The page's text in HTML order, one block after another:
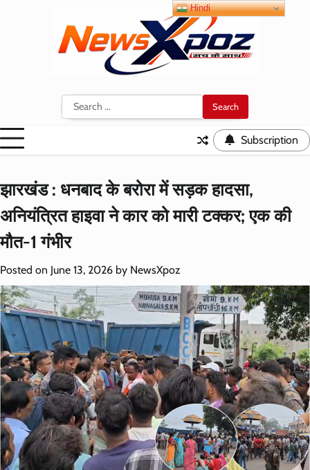
Search
for:
Subscription
झारखंड : धनबाद के बरोरा में सड़क हादसा,
अनियंत्रित हाइवा ने कार को मारी टक्कर; एक की
मौत-1 गंभीर
Posted on June 13, 2026 by NewsXpoz
Hindi